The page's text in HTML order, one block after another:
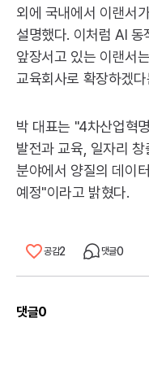
외에 국내에서 이랜서
설명했다. 이처럼 AI 동
앞장서고 있는 이랜서
교육회사로 확장하겠
박 대표는 "4차산업혁
발전과 교육, 일자리
분야에서 양질의 데이
예정"이라고 밝혔다.
공감2 댓글0
댓글0